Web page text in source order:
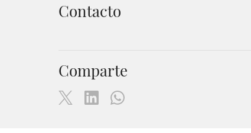
Contacto
Comparte